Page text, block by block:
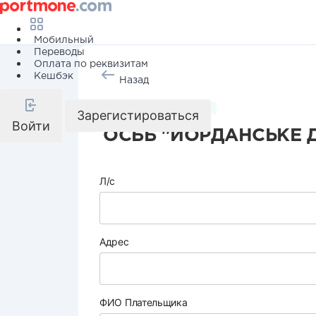
Мобильный
Переводы
Оплата по реквизитам
Кешбэк
Войти
Зарегистироваться
Назад
ОСББ "ЙОРДАНСЬКЕ
Л/с
Адрес
ФИО Плательщика